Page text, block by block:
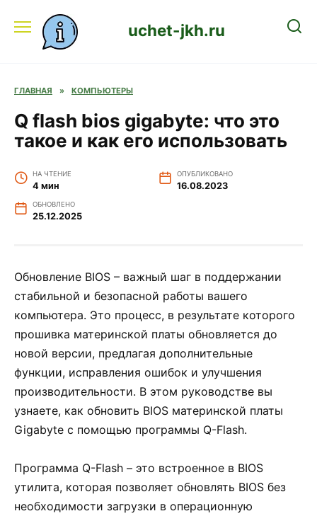
содержанию
uchet-jkh.ru
ГЛАВНАЯ » КОМПЬЮТЕРЫ
Q flash bios gigabyte: что это
такое и как его использовать
НА ЧТЕНИЕ
4 мин
ОПУБЛИКОВАНО
16.08.2023
ОБНОВЛЕНО
25.12.2025
Обновление BIOS – важный шаг в поддержании
стабильной и безопасной работы вашего
компьютера. Это процесс, в результате которого
прошивка материнской платы обновляется до
новой версии, предлагая дополнительные
функции, исправления ошибок и улучшения
производительности. В этом руководстве вы
узнаете, как обновить BIOS материнской платы
Gigabyte с помощью программы Q-Flash.
Программа Q-Flash – это встроенное в BIOS
утилита, которая позволяет обновлять BIOS без
необходимости загрузки в операционную